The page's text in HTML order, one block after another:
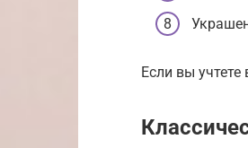
Если вы